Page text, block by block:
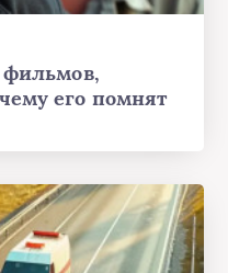
фильмов,
его помнят